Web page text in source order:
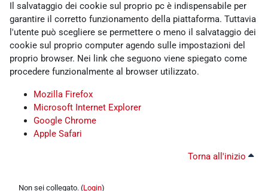
Il salvataggio dei cookie sul proprio pc è indispensabile per
garantire il corretto funzionamento della piattaforma. Tuttavia
l'utente può scegliere se permettere o meno il salvataggio dei
cookie sul proprio computer agendo sulle impostazioni del
proprio browser. Nei link che seguono viene spiegato come
procedere funzionalmente al browser utilizzato.
Mozilla Firefox
Microsoft Internet Explorer
Google Chrome
Apple Safari
Torna all'inizio
Non sei collegato. (Login)